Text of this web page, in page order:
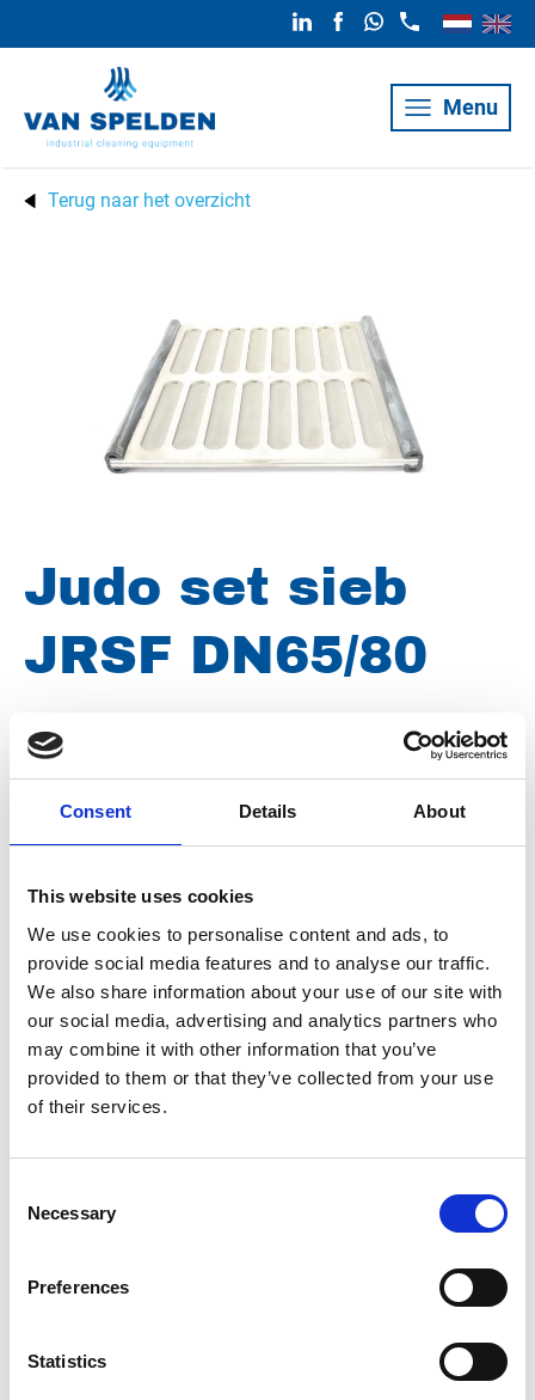
Consent Details About
This website uses cookies
We use cookies to personalise content and ads, to
provide social media features and to analyse our traffic.
We also share information about your use of our site with
our social media, advertising and analytics partners who
may combine it with other information that you’ve
provided to them or that they’ve collected from your use
of their services.
Selection
Necessary
Preferences
Statistics
Menu
Terug naar het overzicht
Judo set sieb
JRSF DN65/80
Merk
Type DN65 , DN80
Groep Onderdelen
Alle vragen en opmerkingen kunt u via onderstaand